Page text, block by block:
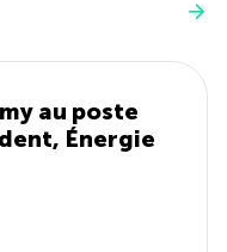
au poste
Énergie